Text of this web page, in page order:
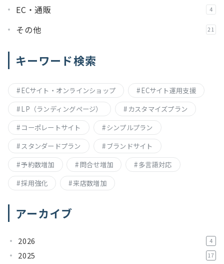
EC・通販 4
その他 21
キーワード検索
ECサイト・オンラインショップ
ECサイト運用支援
LP（ランディングページ）
カスタマイズプラン
コーポレートサイト
シンプルプラン
スタンダードプラン
ブランドサイト
予約数増加
問合せ増加
多言語対応
採用強化
来店数増加
アーカイブ
2026 4
2025 17